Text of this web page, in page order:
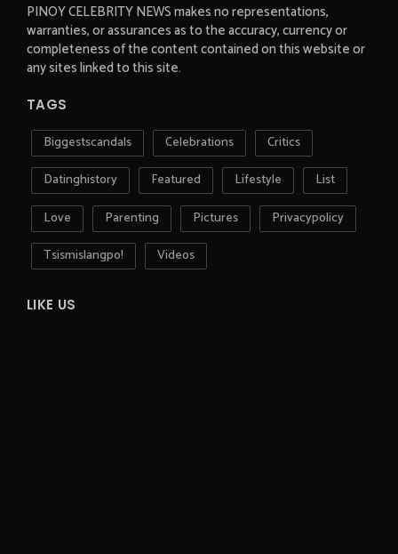
PINOY CELEBRITY NEWS makes no representations,
warranties, or assurances as to the accuracy, currency or
completeness of the content contained on this website or
any sites linked to this site.
TAGS
Biggestscandals Celebrations
Critics
Datinghistory
Featured Lifestyle
List
Love
Parenting Pictures
Privacypolicy
Tsismislangpo!
Videos
LIKE US